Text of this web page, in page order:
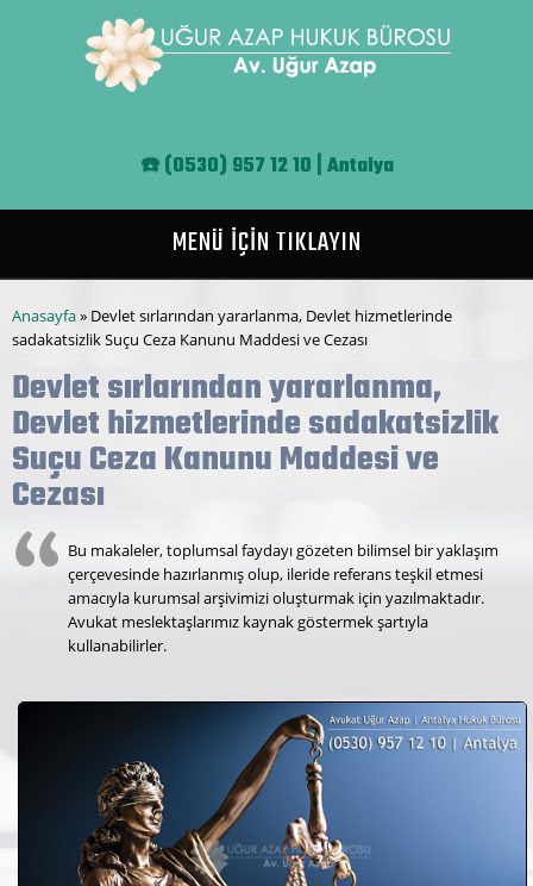
☎️(0530) 957 12 10 | Antalya
MENÜ İÇİN TIKLAYIN
Buradasınız
Anasayfa» Devlet sırlarından yararlanma, Devlet hizmetlerinde
sadakatsizlik Suçu Ceza Kanunu Maddesi ve Cezası
Devlet sırlarından yararlanma,
Devlet hizmetlerinde sadakatsizlik
Suçu Ceza Kanunu Maddesi ve
Cezası
Bu makaleler, toplumsal faydayı gözeten bilimsel bir yaklaşım
çerçevesinde hazırlanmış olup, ileride referans teşkil etmesi
amacıyla kurumsal arşivimizi oluşturmak için yazılmaktadır.
Avukat meslektaşlarımız kaynak göstermek şartıyla
kullanabilirler.